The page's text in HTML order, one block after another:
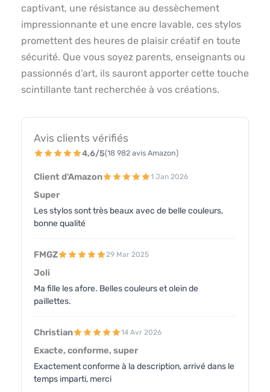
captivant, une résistance au dessèchement
impressionnante et une encre lavable, ces stylos
promettent des heures de plaisir créatif en toute
sécurité. Que vous soyez parents, enseignants ou
passionnés d’art, ils sauront apporter cette touche
scintillante tant recherchée à vos créations.
Avis clients vérifiés
4,6/5(18 982 avis Amazon)
Client d'Amazon 1 Jan 2026
Super
Les stylos sont très beaux avec de belle couleurs,
bonne qualité
FMGZ 29 Mar 2025
Joli
Ma fille les afore. Belles couleurs et olein de
paillettes.
Christian 14 Avr 2026
Exacte, conforme, super
Exactement conforme à la description, arrivé dans le
temps imparti, merci